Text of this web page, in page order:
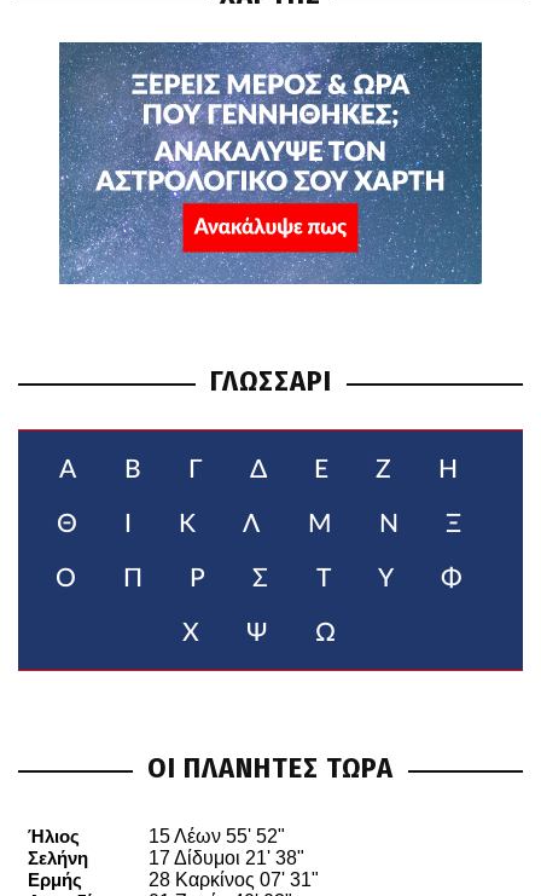
ΓΛΩΣΣΑΡΙ
Α Β Γ Δ Ε Ζ Η
Θ Κ Λ Μ Ν Ξ
Ο Π Ρ Σ Τ Υ Φ
Χ Ψ Ω
ΟΙ ΠΛΑΝΗΤΕΣ ΤΩΡΑ